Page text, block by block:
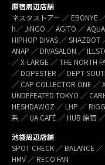
原宿周辺店舗
ネスタストアー ／ EBONYE
h／ JINGO ／ AGITO ／
HIPHOP DIVAS ／ SHAZBOT
ANAP ／ DIVASALON ／
／ X-LARGE ／ THE NORTH
／ DOPESTER ／ DEPT
／ CAP COLLECTOR ONE ／
UNDEFEATED TOKYO ／
HESHDAWGZ ／ LHP ／
系 ／ UA CAFÉ ／ HUB 原宿
池袋周辺店舗
SPOT CHECK ／ BALANCE
HMV ／ RECO FAN